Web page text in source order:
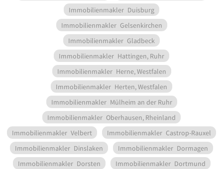
Immobilienmakler Duisburg
Immobilienmakler Gelsenkirchen
Immobilienmakler Gladbeck
Immobilienmakler Hattingen, Ruhr
Immobilienmakler Herne, Westfalen
Immobilienmakler Herten, Westfalen
Immobilienmakler Mülheim an der Ruhr
Immobilienmakler Oberhausen, Rheinland
Immobilienmakler Velbert Immobilienmakler Castrop-Rauxel
Immobilienmakler Dinslaken Immobilienmakler Dormagen
Immobilienmakler Dorsten Immobilienmakler Dortmund